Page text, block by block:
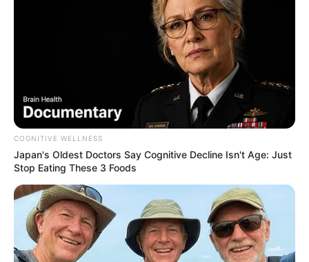
COGNITIVE WELLNESS
Japan's Oldest Doctors Say Cognitive Decline Isn't Age: Just
Stop Eating These 3 Foods